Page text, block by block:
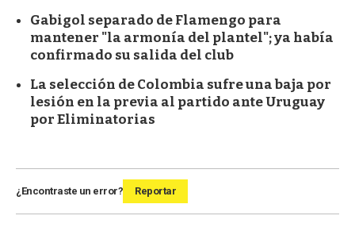
Gabigol separado de Flamengo para
mantener "la armonía del plantel"; ya había
confirmado su salida del club
La selección de Colombia sufre una baja por
lesión en la previa al partido ante Uruguay
por Eliminatorias
¿Encontraste un error? Reportar